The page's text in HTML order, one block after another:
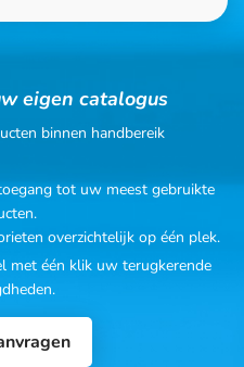
eigen catalogus
binnen handbereik
tot uw meest gebruikte
overzichtelijk op één plek.
met één klik uw terugkerende